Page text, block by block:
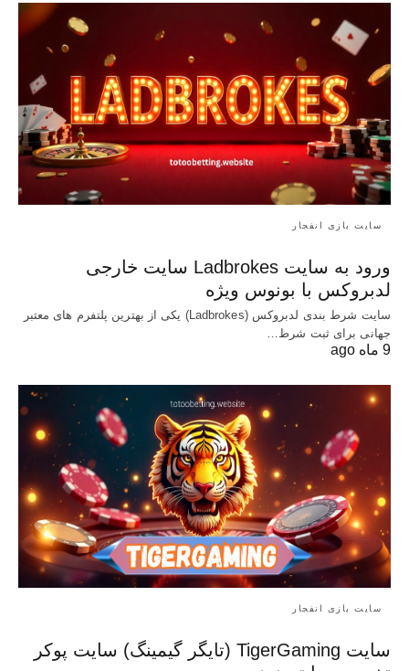
سایت بازی انفجار
ورود به سایت Ladbrokes سایت خارجی
لدبروکس با بونوس ویژه
سایت شرط بندی لدبروکس (Ladbrokes) یکی از بهترین پلتفرم های معتبر
جهانی برای ثبت شرط…
9 ماه ago
سایت بازی انفجار
سایت TigerGaming (تایگر گیمینگ) سایت پوکر